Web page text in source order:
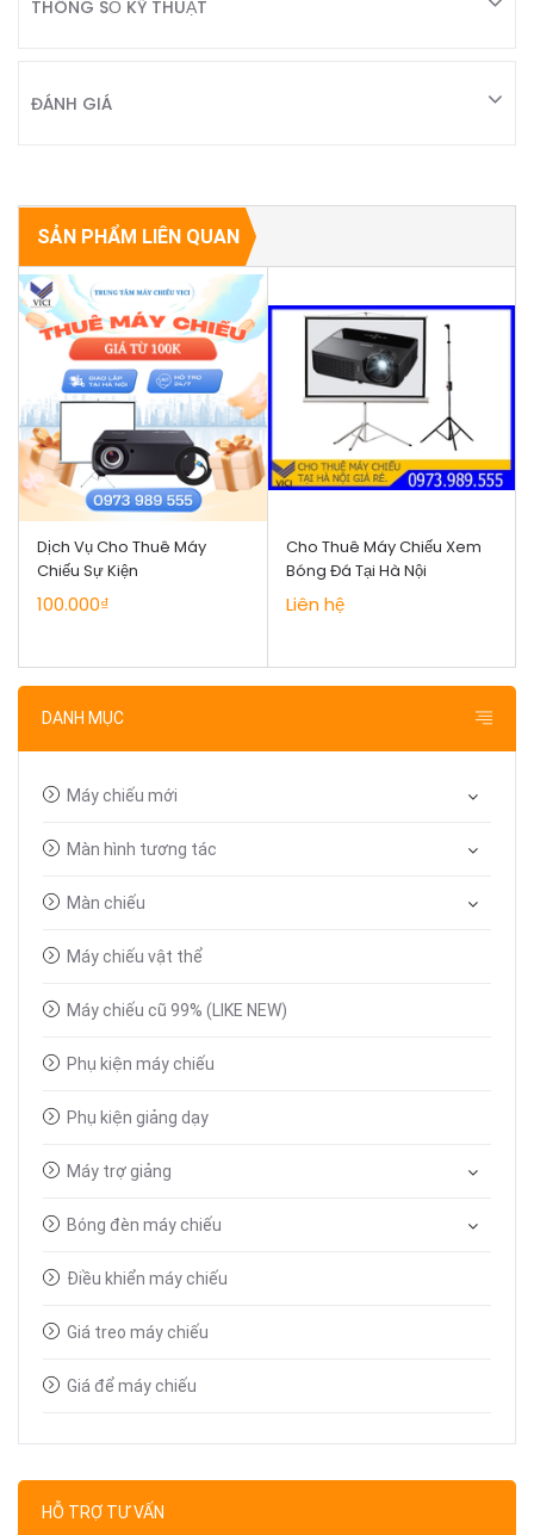
DANH MỤC
Máy chiếu mới
Màn hình tương tác
Màn chiếu
Máy chiếu vật thể
Máy chiếu cũ 99% (LIKE NEW)
Phụ kiện máy chiếu
Phụ kiện giảng dạy
Máy trợ giảng
Bóng đèn máy chiếu
Điều khiển máy chiếu
Giá treo máy chiếu
Giá để máy chiếu
Bút trình chiếu
HỖ TRỢ TƯ VẤN
THÔNG SỐ KỸ THUẬT
ĐÁNH GIÁ
SẢN PHẨM LIÊN QUAN
Dịch Vụ Cho Thuê Máy
Chiếu Sự Kiện
100.000₫
Cho Thuê Máy Chiếu Xem
Bóng Đá Tại Hà Nội
Liên hệ